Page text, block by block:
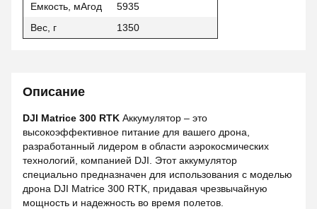
Емкость, мАгод
5935
Вес, г
1350
Описание
DJI Matrice 300 RTK Аккумулятор – это
высокоэффективное питание для вашего дрона,
разработанный лидером в области аэрокосмических
технологий, компанией DJI. Этот аккумулятор
специально предназначен для использования с моделью
дрона DJI Matrice 300 RTK, придавая чрезвычайную
мощность и надежность во время полетов.